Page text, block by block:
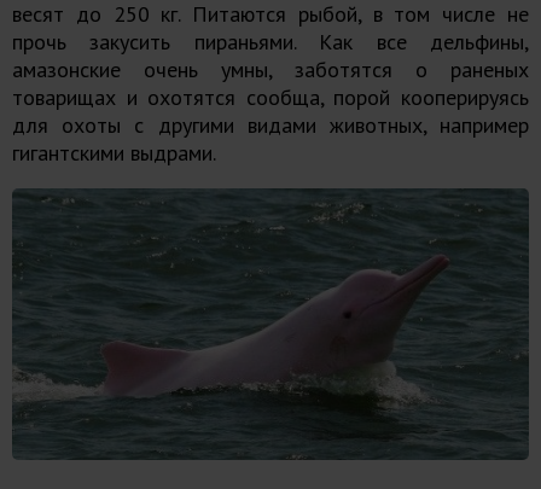
весят до 250 кг. Питаются рыбой, в том числе не
прочь закусить пираньями. Как все дельфины,
амазонские очень умны, заботятся о раненых
товарищах и охотятся сообща, порой кооперируясь
для охоты с другими видами животных, например
гигантскими выдрами.